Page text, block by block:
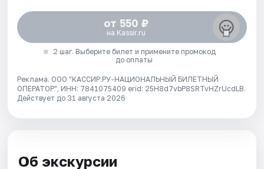
от 550 ₽
на Kassir.ru
2 шаг. Выберите билет и примените промокод
до оплаты
Реклама. ООО "КАССИР.РУ-НАЦИОНАЛЬНЫЙ БИЛЕТНЫЙ
ОПЕРАТОР", ИНН: 7841075409 erid: 25H8d7vbP8SRTvHZrUcdLB.
Действует до 31 августа 2026
Об экскурсии